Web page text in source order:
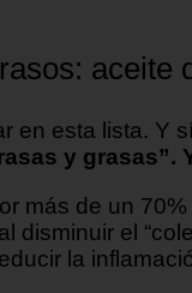
aceite
en esta lista. Y
y grasas”.
más de un
disminuir el
la